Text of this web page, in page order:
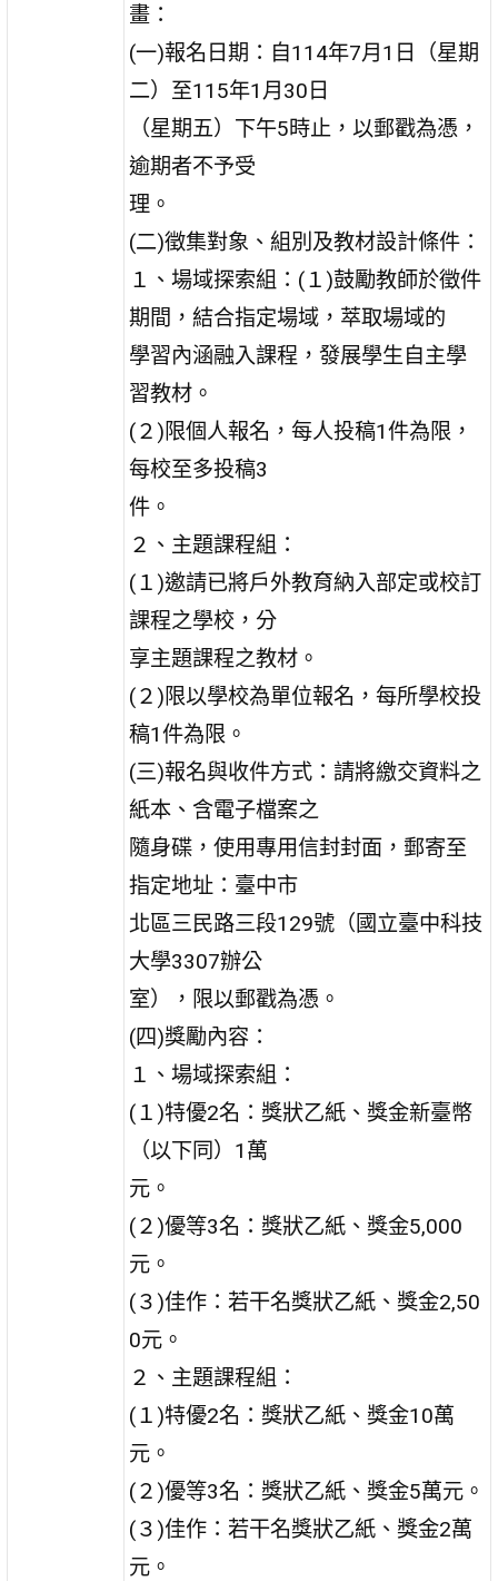
畫：
(一)報名日期：自114年7月1日（星期
二）至115年1月30日
（星期五）下午5時止，以郵戳為憑，
逾期者不予受
理。
(二)徵集對象、組別及教材設計條件：
１、場域探索組：(１)鼓勵教師於徵件
期間，結合指定場域，萃取場域的
學習內涵融入課程，發展學生自主學
習教材。
(２)限個人報名，每人投稿1件為限，
每校至多投稿3
件。
２、主題課程組：
(１)邀請已將戶外教育納入部定或校訂
課程之學校，分
享主題課程之教材。
(２)限以學校為單位報名，每所學校投
稿1件為限。
(三)報名與收件方式：請將繳交資料之
紙本、含電子檔案之
隨身碟，使用專用信封封面，郵寄至
指定地址：臺中市
北區三民路三段129號（國立臺中科技
大學3307辦公
室），限以郵戳為憑。
(四)獎勵內容：
１、場域探索組：
(１)特優2名：獎狀乙紙、獎金新臺幣
（以下同）1萬
元。
(２)優等3名：獎狀乙紙、獎金5,000
元。
(３)佳作：若干名獎狀乙紙、獎金2,50
0元。
２、主題課程組：
(１)特優2名：獎狀乙紙、獎金10萬
元。
(２)優等3名：獎狀乙紙、獎金5萬元。
(３)佳作：若干名獎狀乙紙、獎金2萬
元。